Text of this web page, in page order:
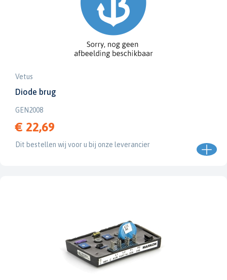
Vetus
Diode brug
GEN2008
€ 22,69
Dit bestellen wij voor u bij onze leverancier